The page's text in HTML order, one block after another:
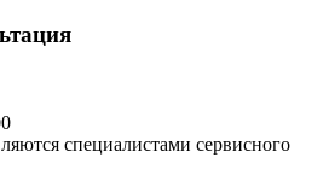
специалистами сервисного